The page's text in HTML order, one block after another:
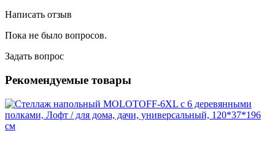
Написать отзыв
Пока не было вопросов.
Задать вопрос
Рекомендуемые товары